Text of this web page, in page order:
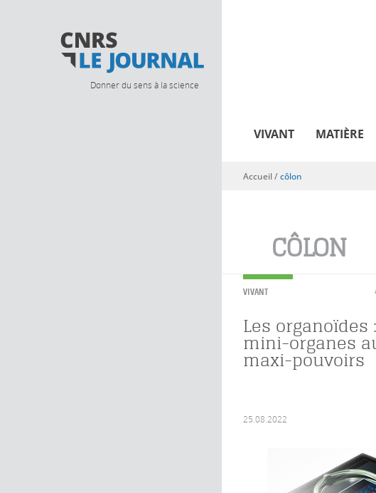
Donner du sens à la science
VIVANT MATIÈRE
Vous êtes ici
Accueil/côlon
CÔLON
VIVANT
Les organoïdes
mini-organes
maxi-pouvoirs
25.08.2022